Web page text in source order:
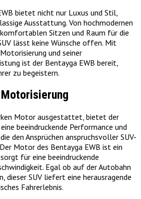
bietet nicht nur Luxus und Stil,
Ausstattung. Von hochmodernen
Sitzen und Raum für die
lässt keine Wünsche offen. Mit
und seiner
ist der Bentayga EWB bereit,
zu begeistern.
Motor ausgestattet, bietet der
beeindruckende Performance und
den Ansprüchen anspruchsvoller SUV-
Motor des Bentayga EWB ist ein
für eine beeindruckende
Egal ob auf der Autobahn
dieser SUV liefert eine herausragende
Fahrerlebnis.